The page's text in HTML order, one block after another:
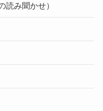
読み聞かせ）